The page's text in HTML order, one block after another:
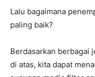
Lalu bagaimana
paling baik?
Berdasarkan berbagai
di atas, kita dapat